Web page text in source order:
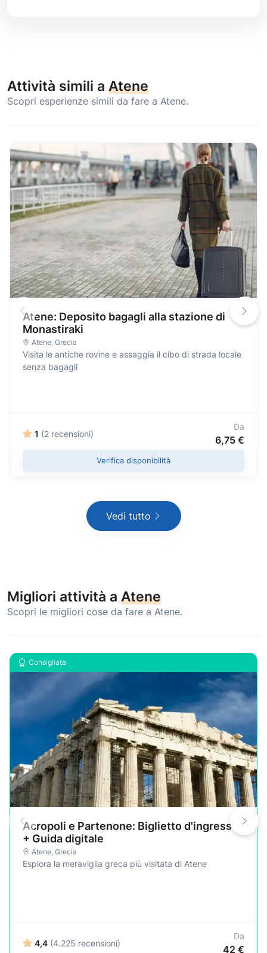
Attività simili a Atene
Scopri esperienze simili da fare a Atene.
Atene: Deposito bagagli alla stazione di
Monastiraki
Atene, Grecia
Visita le antiche rovine e assaggia il cibo di strada locale
senza bagagli
1 (2 recensioni)
Da
6,75 €
Verifica disponibilità
Vedi tutto
Migliori attività a Atene
Scopri le migliori cose da fare a Atene.
Consigliata
Acropoli e Partenone: Biglietto d'ingresso
+ Guida digitale
Atene, Grecia
Esplora la meraviglia greca più visitata di Atene
4,4 (4.225 recensioni)
Da
42 €